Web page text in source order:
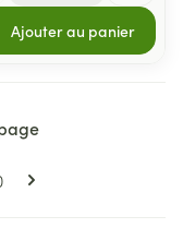
Ajouter au panier
la page